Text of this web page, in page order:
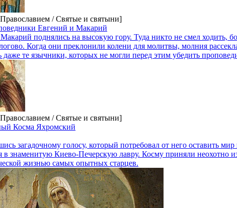
/ Святые и святыни]
Евгений и Макарий
поднялись на высокую гору. Туда никто не смел ходить,
Когда они преклонили колени для молитвы, молния
даже те язычники, которых не могли перед этим убедить
/ Святые и святыни]
Косма Яхромский
загадочному голосу, который потребовал от него оставить мир
в знаменитую Киево-Печерскую лавру. Косму приняли неохотно
жизнью самых опытных старцев.